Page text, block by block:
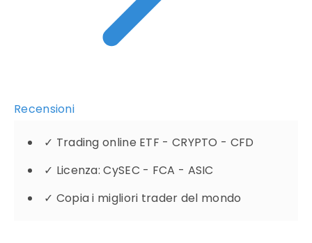
Recensioni
✓ Trading online ETF - CRYPTO - CFD
✓ Licenza: CySEC - FCA - ASIC
✓ Copia i migliori trader del mondo